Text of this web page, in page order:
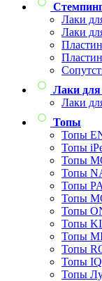
Лаки
Лаки
Лаки для
Лаки
Топы
Топы
Топы
Топы
Топы
Топы
Топы
Топы
Топы
Топы
Топы
Топы
Топы